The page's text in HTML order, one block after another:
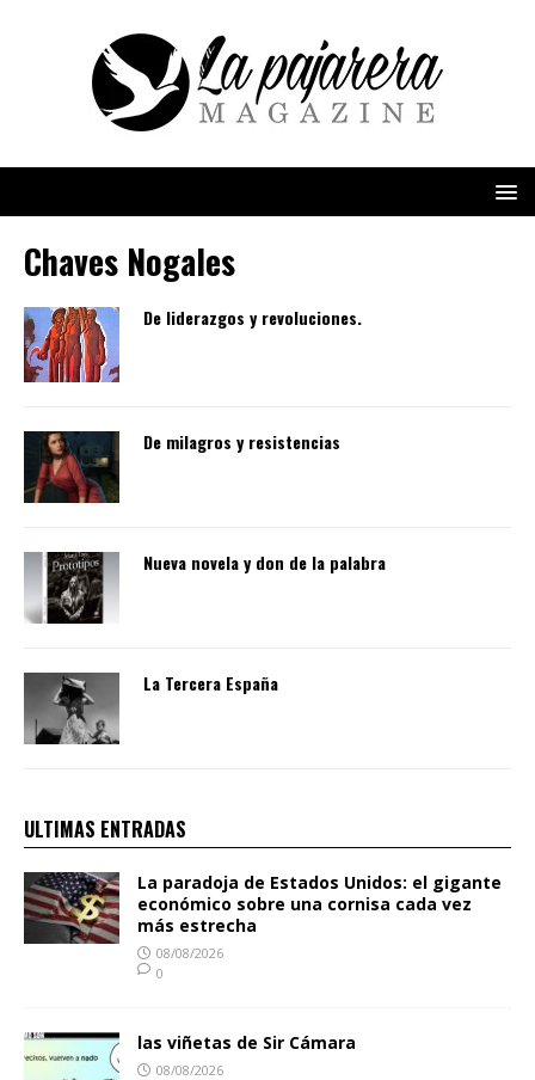
Chaves Nogales
De liderazgos y revoluciones.
De milagros y resistencias
Nueva novela y don de la palabra
La Tercera España
ULTIMAS ENTRADAS
La paradoja de Estados Unidos: el gigante
económico sobre una cornisa cada vez
más estrecha
08/08/2026
0
las viñetas de Sir Cámara
08/08/2026